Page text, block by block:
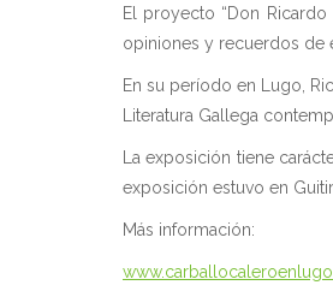
El proyecto “Don
opiniones y recuerdos de
En su período en Lugo,
Literatura Gallega
La exposición tiene
exposición estuvo en
Más información: